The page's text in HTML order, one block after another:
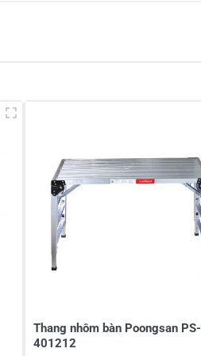
Thang nhôm bàn Poongsan PS-
401212